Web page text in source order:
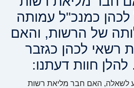
לכהן כמנכ"ל עמותה
של הרשות, והאם
רשאי לכהן כגזבר
להלן חוות דעתנו:
לשאלה, האם חבר מליאת רשות